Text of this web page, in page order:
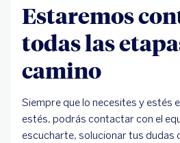
Estaremos
todas las
camino
Siempre que lo necesites y estés
estés, podrás contactar con el
escucharte, solucionar tus dudas